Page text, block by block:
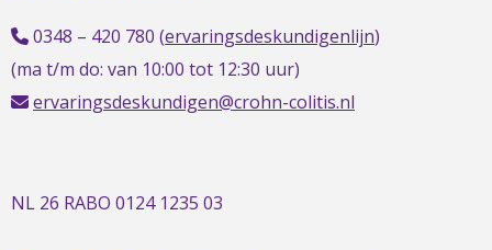
0348 – 420 780 (ervaringsdeskundigenlijn)
(ma t/m do: van 10:00 tot 12:30 uur)
ervaringsdeskundigen@crohn-colitis.nl
NL 26 RABO 0124 1235 03